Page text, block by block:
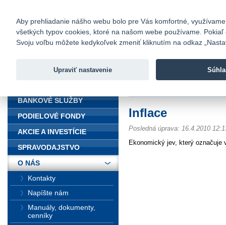
Fio banka
Fio banka
Inflace
Posledná úprava: 16.4.2010
Ekonomický jev, který označuje
BANKOVÉ SLUŽBY
PODIELOVÉ FONDY
AKCIE A INVESTÍCIE
SPRAVODAJSTVO
O NÁS
Kontakty
Napíšte nám
Manuály, dokumenty,
cenníky
Aby prehliadanie nášho webu bolo pre Vás komfortné,
všetkých typov cookies, ktoré na našom webe používame.
Svoju voľbu môžete kedykoľvek zmeniť kliknutím na odkaz
Upraviť nastavenie